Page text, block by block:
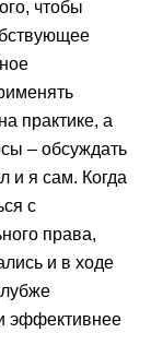
чтобы
практике, а
– обсуждать
и я сам. Когда
с
права,
и в ходе
эффективнее